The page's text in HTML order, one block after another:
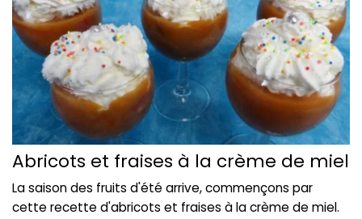
Abricots et fraises à la crème de miel
La saison des fruits d'été arrive, commençons par
cette recette d'abricots et fraises à la crème de miel.